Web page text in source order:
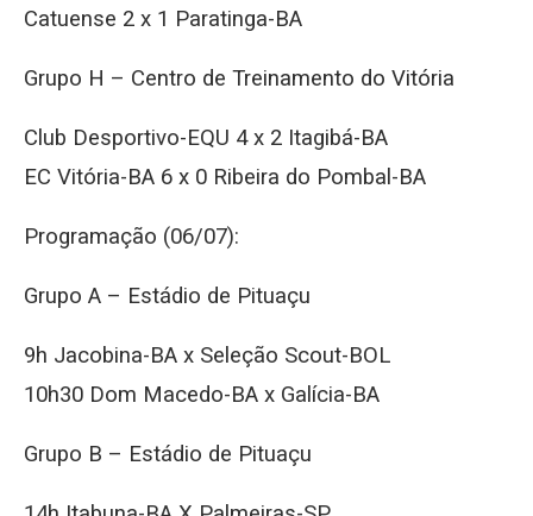
Catuense 2 x 1 Paratinga-BA
Grupo H – Centro de Treinamento do Vitória
Club Desportivo-EQU 4 x 2 Itagibá-BA
EC Vitória-BA 6 x 0 Ribeira do Pombal-BA
Programação (06/07):
Grupo A – Estádio de Pituaçu
9h Jacobina-BA x Seleção Scout-BOL
10h30 Dom Macedo-BA x Galícia-BA
Grupo B – Estádio de Pituaçu